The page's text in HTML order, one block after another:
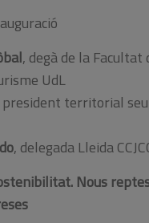
, degà de la Facultat
UdL
president territorial
, delegada Lleida
Nous